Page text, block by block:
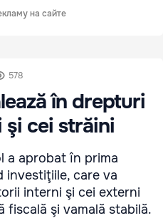
на сайте
578
în drepturi
cei străini
a aprobat în prima
investiţiile, care va
interni şi cei externi
fiscală şi vamală stabilă.